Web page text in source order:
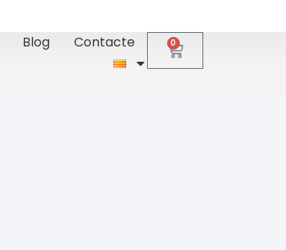
Blog Contacte 0